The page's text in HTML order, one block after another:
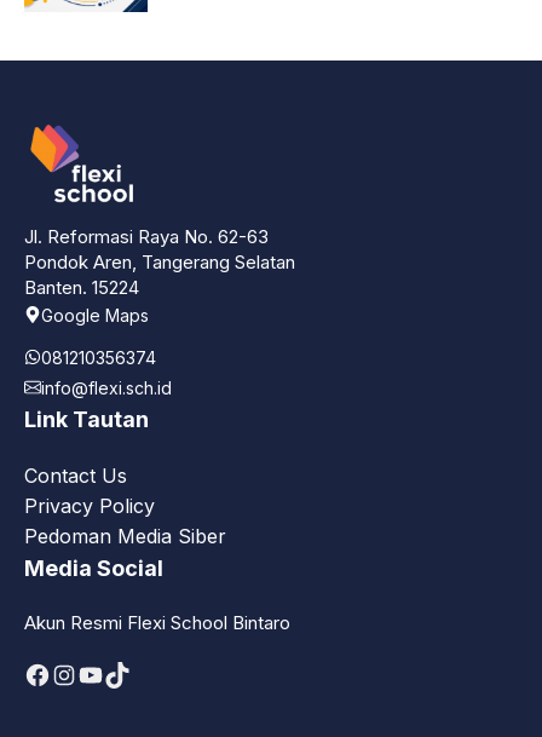
Jl. Reformasi Raya No. 62-63
Pondok Aren, Tangerang Selatan
Banten. 15224
Google Maps
081210356374
info@flexi.sch.id
Link Tautan
Contact Us
Privacy Policy
Pedoman Media Siber
Media Social
Akun Resmi Flexi School Bintaro
Facebook
Instagram
YouTube
TikTok